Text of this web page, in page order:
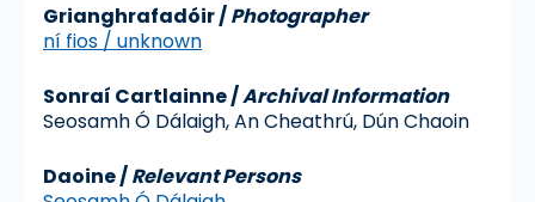
Grianghrafadóir/Photographer
ní fios / unknown
Sonraí Cartlainne/Archival Information
Seosamh Ó Dálaigh, An Cheathrú, Dún Chaoin
Daoine /Relevant Persons